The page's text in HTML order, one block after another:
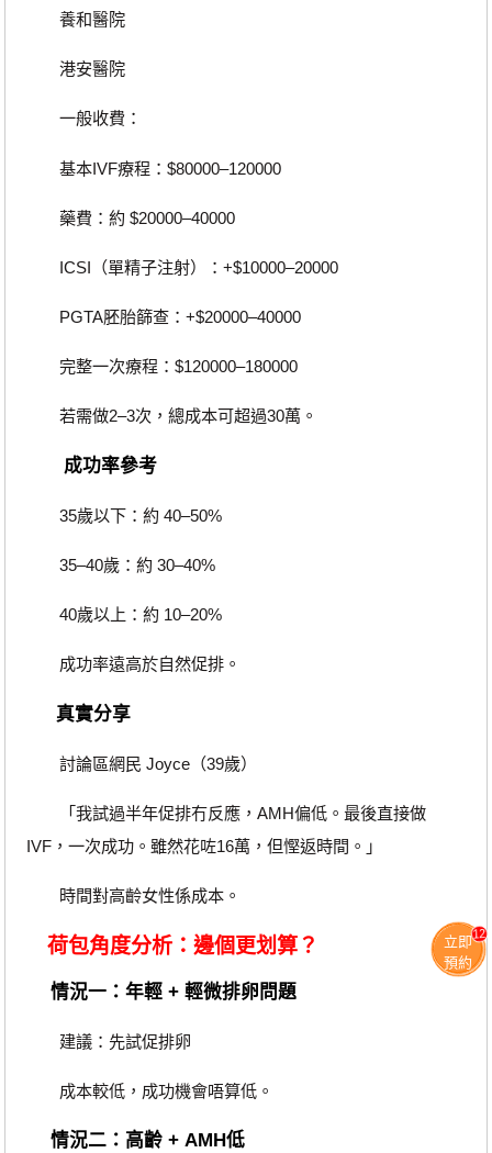
養和醫院
港安醫院
一般收費：
基本IVF療程：$80000–120000
藥費：約 $20000–40000
ICSI（單精子注射）：+$10000–20000
PGTA胚胎篩查：+$20000–40000
完整一次療程：$120000–180000
若需做2–3次，總成本可超過30萬。
成功率參考
35歲以下：約 40–50%
35–40歲：約 30–40%
40歲以上：約 10–20%
成功率遠高於自然促排。
真實分享
討論區網民 Joyce（39歲）
「我試過半年促排冇反應，AMH偏低。最後直接做
IVF，一次成功。雖然花咗16萬，但慳返時間。」
時間對高齡女性係成本。
荷包角度分析：邊個更划算？
情況一：年輕 + 輕微排卵問題
建議：先試促排卵
成本較低，成功機會唔算低。
情況二：高齡 + AMH低
立即
預約
12